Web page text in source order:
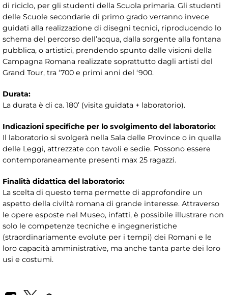
di riciclo, per gli studenti della Scuola primaria. Gli studenti
delle Scuole secondarie di primo grado verranno invece
guidati alla realizzazione di disegni tecnici, riproducendo lo
schema del percorso dell’acqua, dalla sorgente alla fontana
pubblica, o artistici, prendendo spunto dalle visioni della
Campagna Romana realizzate soprattutto dagli artisti del
Grand Tour, tra ‘700 e primi anni del ‘900.
Durata:
La durata è di ca. 180’ (visita guidata + laboratorio).
Indicazioni specifiche per lo svolgimento del laboratorio:
Il laboratorio si svolgerà nella Sala delle Province o in quella
delle Leggi, attrezzate con tavoli e sedie. Possono essere
contemporaneamente presenti max 25 ragazzi.
Finalità didattica del laboratorio:
La scelta di questo tema permette di approfondire un
aspetto della civiltà romana di grande interesse. Attraverso
le opere esposte nel Museo, infatti, è possibile illustrare non
solo le competenze tecniche e ingegneristiche
(straordinariamente evolute per i tempi) dei Romani e le
loro capacità amministrative, ma anche tanta parte dei loro
usi e costumi.